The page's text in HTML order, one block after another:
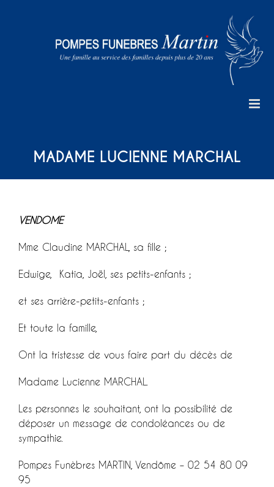
MADAME LUCIENNE MARCHAL
VENDOME
Mme Claudine MARCHAL, sa fille ;
Edwige, Katia, Joël, ses petits-enfants ;
et ses arrière-petits-enfants ;
Et toute la famille,
Ont la tristesse de vous faire part du décès de
Madame Lucienne MARCHAL.
Les personnes le souhaitant, ont la possibilité de
déposer un message de condoléances ou de
sympathie.
Pompes Funèbres MARTIN, Vendôme – 02 54 80 09
95